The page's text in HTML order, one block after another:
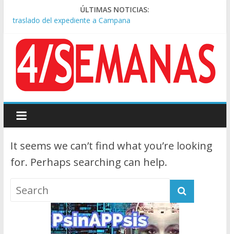
ÚLTIMAS NOTICIAS:
Causa AFA: el juez Amarante calificó de “ficción judicial” el
traslado del expediente a Campana
colectivo: siete heridos
Día de San Cayetano: masiva marcha a Plaza de Mayo de
sindicatos y organizaciones sociales
Pesar por la muerte de Leandro Rud, histórico representante
y conductor de TV
apuntó: “Vino un poco endiablada”
It seems we can’t find what you’re looking
for. Perhaps searching can help.